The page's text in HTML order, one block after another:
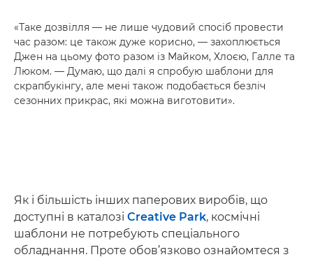
«Таке дозвілля — не лише чудовий спосіб провести
час разом: це також дуже корисно, — захоплюється
Джен на цьому фото разом із Майком, Хлоєю, Галле та
Люком. — Думаю, що далі я спробую шаблони для
скрапбукінгу, але мені також подобається безліч
сезонних прикрас, які можна виготовити».
Як і більшість інших паперових виробів, що
доступні в каталозі Creative Park, космічні
шаблони не потребують спеціального
обладнання. Проте обов’язково ознайомтеся з